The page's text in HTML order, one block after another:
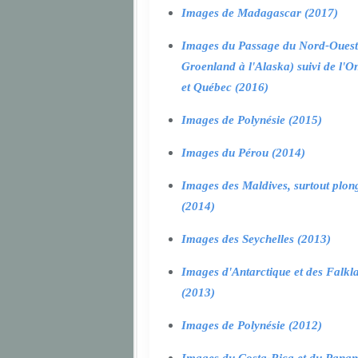
Images de Madagascar (2017)
Images du Passage du Nord-
Groenland à l'Alaska) suivi de
et Québec (2016)
Images de Polynésie (2015)
Images du Pérou (2014)
Images des Maldives, surtout
(2014)
Images des Seychelles (2013)
Images d'Antarctique et des
(2013)
Images de Polynésie (2012)